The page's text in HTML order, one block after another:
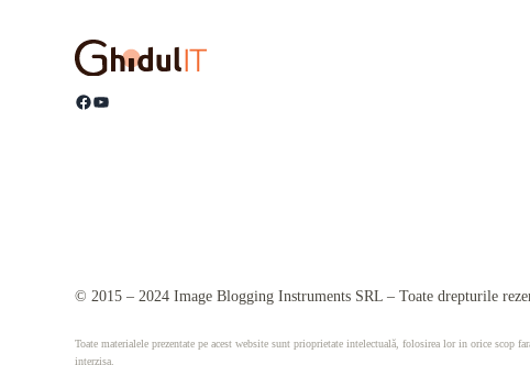
Facebook YouTube
© 2015 – 2024 Image Blogging Instruments SRL – Toate drepturile
Toate materialele prezentate pe acest website sunt prioprietate intelectuală, folosirea lor in orice scop
interzisa.